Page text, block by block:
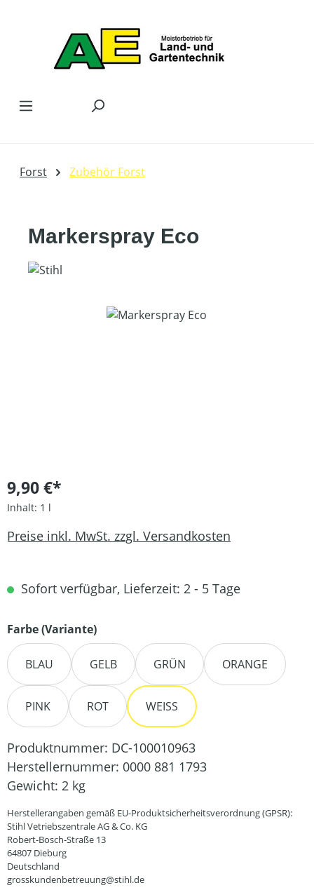
Forst Zubehör Forst
Markerspray Eco
Bildergalerie überspringen
9,90 €*
Inhalt: 1 l
Preise inkl. MwSt. zzgl. Versandkosten
Sofort verfügbar, Lieferzeit: 2 - 5 Tage
Farbe (Variante)auswählen
BLAU GELB GRÜN ORANGE
PINK ROT WEISS
Produktnummer: DC-100010963
Herstellernummer: 0000 881 1793
Gewicht: 2 kg
Herstellerangaben gemäß EU-Produktsicherheitsverordnung (GPSR):
Stihl Vetriebszentrale AG & Co. KG
Robert-Bosch-Straße 13
64807 Dieburg
Deutschland
grosskundenbetreuung@stihl.de